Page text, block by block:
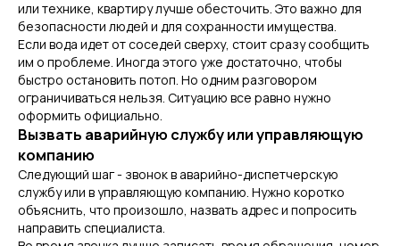
или технике, квартиру лучше обесточить. Это важно для
безопасности людей и для сохранности имущества.
Если вода идет от соседей сверху, стоит сразу сообщить
им о проблеме. Иногда этого уже достаточно, чтобы
быстро остановить потоп. Но одним разговором
ограничиваться нельзя. Ситуацию все равно нужно
оформить официально.
Вызвать аварийную службу или управляющую
компанию
Следующий шаг - звонок в аварийно-диспетчерскую
службу или в управляющую компанию. Нужно коротко
объяснить, что произошло, назвать адрес и попросить
направить специалиста.